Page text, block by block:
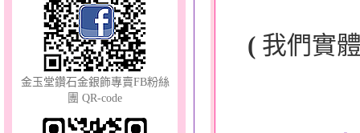
夢想幸福～男黃金戒指
金玉堂鑽石金銀飾專賣FB粉絲
團 QR-code
( 我們實